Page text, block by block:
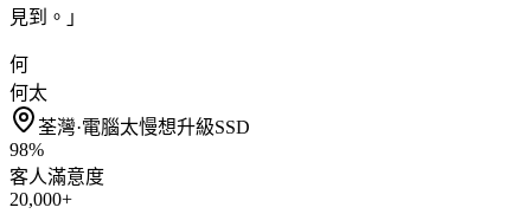
見到。 」
何
何太
荃灣·電腦太慢想升級SSD
98%
客人滿意度
20,000+